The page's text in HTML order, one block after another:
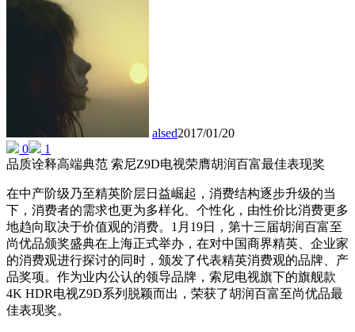
alsed2017/01/20
0
1
品质诠释高端典范 索尼Z9D电视荣膺胡润百富最佳表现奖
在中产阶级乃至精英阶层日益崛起，消费结构逐步升级的当
下，消费者的需求也更为多样化、个性化，由性价比消费更多
地趋向取决于价值观的消费。1月19日，第十三届胡润百富至
尚优品颁奖盛典在上海正式举办，在对中国商界精英、企业家
的消费观进行探讨的同时，颁发了代表精英消费观的品牌、产
品奖项。作为业内公认的领导品牌，索尼电视旗下的旗舰款
4K HDR电视Z9D系列脱颖而出，荣获了胡润百富至尚优品最
佳表现奖。